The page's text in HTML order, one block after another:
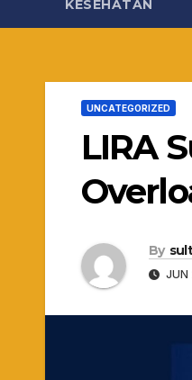
KESEHATAN
UNCATEGORIZED
LIRA
By
JUN